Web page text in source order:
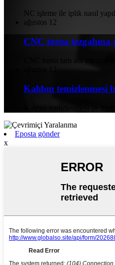
NC işleme ile iplik nasıl
ağustos 12
CNC torna tezgahına
Kalıbın
Eposta gönder
x